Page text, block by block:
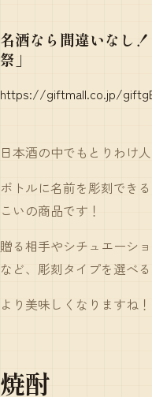
名酒なら間違いなし
祭」
https://giftmall.co.jp/
日本酒の中でもとりわけ
ボトルに名前を彫刻でき
こいの商品です！
贈る相手やシチュエーシ
など、彫刻タイプを選べ
より美味しくなりますね！
焼酎